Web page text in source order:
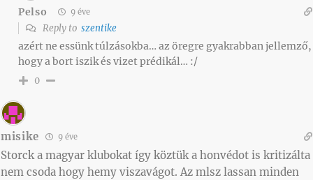
Pelso 9 éve
Reply to szentike
azért ne essünk túlzásokba… az öregre gyakrabban jellemző,
hogy a bort iszik és vizet prédikál… :/
0
misike 9 éve
Storck a magyar klubokat így köztük a honvédot is kritizálta
nem csoda hogy hemy viszavágot. Az mlsz lassan minden